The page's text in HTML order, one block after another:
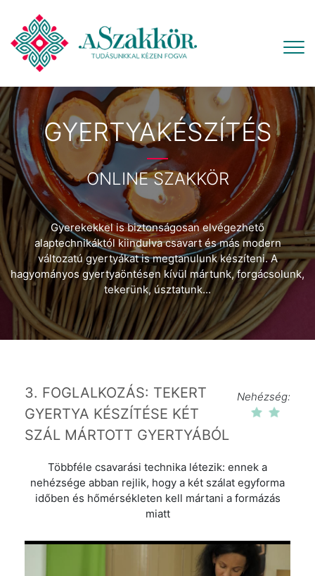
GYERTYAKÉSZÍTÉS
ONLINE SZAKKÖR
Gyerekekkel is biztonságosan elvégezhető
alaptechnikáktól kiindulva csavart és más modern
változatú gyertyákat is megtanulunk készíteni. A
hagyományos gyertyaöntésen kívül mártunk, forgácsolunk,
tekerünk, úsztatunk...
3. FOGLALKOZÁS: TEKERT
GYERTYA KÉSZÍTÉSE KÉT
SZÁL MÁRTOTT GYERTYÁBÓL
Nehézség:
Többféle csavarási technika létezik: ennek a
nehézsége abban rejlik, hogy a két szálat egyforma
időben és hőmérsékleten kell mártani a formázás
miatt